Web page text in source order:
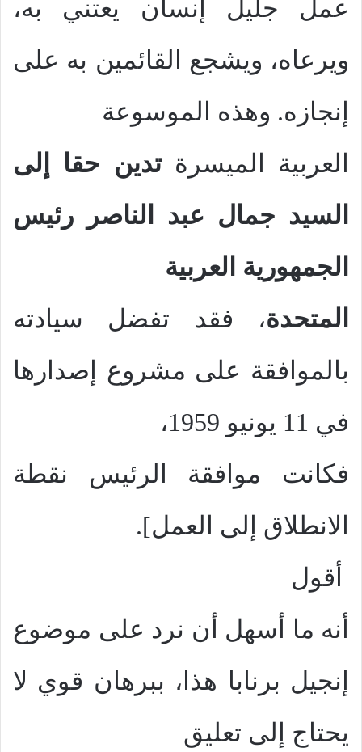
عمل جليل إنسان يعتني به،
ويرعاه، ويشجع القائمين به على
إنجازه. وهذه الموسوعة
العربية الميسرةتدين حقا إلى
السيد جمال عبد الناصر رئيس
الجمهورية العربية
المتحدة، فقد تفضل سيادته
بالموافقة على مشروع إصدارها
في 11 يونيو 1959،
فكانت موافقة الرئيس نقطة
الانطلاق إلى العمل].
أقول
أنه ما أسهل أن نرد على موضوع
إنجيل برنابا هذا، ببرهان قوي لا
يحتاج إلى تعليق